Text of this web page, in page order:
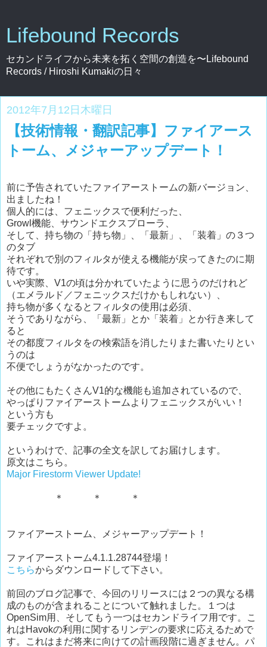
Lifebound Records
セカンドライフから未来を拓く空間の創造を〜Lifebound
Records / Hiroshi Kumakiの日々
2012年7月12日木曜日
【技術情報・翻訳記事】ファイアース
トーム、メジャーアップデート！
前に予告されていたファイアーストームの新バージョン、
出ましたね！
個人的には、フェニックスで便利だった、
Growl機能、サウンドエクスプローラ、
そして、持ち物の「持ち物」、「最新」、「装着」の３つ
のタブ
それぞれで別のフィルタが使える機能が戻ってきたのに期
待です。
いや実際、V1の頃は分かれていたように思うのだけれど
（エメラルド／フェニックスだけかもしれない）、
持ち物が多くなるとフィルタの使用は必須、
そうでありながら、「最新」とか「装着」とか行き来して
ると
その都度フィルタをの検索語を消したりまた書いたりとい
うのは
不便でしょうがなかったのです。
その他にもたくさんV1的な機能も追加されているので、
やっぱりファイアーストームよりフェニックスがいい！
という方も
要チェックですよ。
というわけで、記事の全文を訳してお届けします。
原文はこちら。
Major Firestorm Viewer Update!
＊ ＊ ＊
ファイアーストーム、メジャーアップデート！
ファイアーストーム4.1.1.28744登場！
こちらからダウンロードして下さい。
前回のブログ記事で、今回のリリースには２つの異なる構
成のものが含まれることについて触れました。１つは
OpenSim用、そしてもう一つはセカンドライフ用です。こ
れはHavokの利用に関するリンデンの要求に応えるためで
す。これはまだ将来に向けての計画段階に過ぎません。パ